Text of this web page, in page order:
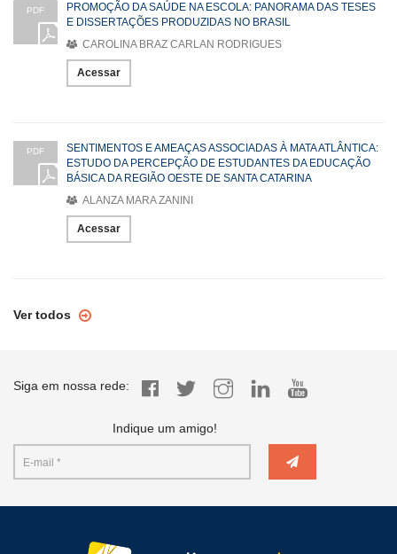
PDF
PROMOÇÃO DA SAÚDE NA ESCOLA: PANORAMA DAS TESES
E DISSERTAÇÕES PRODUZIDAS NO BRASIL
CAROLINA BRAZ CARLAN RODRIGUES
Acessar
PDF
SENTIMENTOS E AMEAÇAS ASSOCIADAS À MATA ATLÂNTICA:
ESTUDO DA PERCEPÇÃO DE ESTUDANTES DA EDUCAÇÃO
BÁSICA DA REGIÃO OESTE DE SANTA CATARINA
ALANZA MARA ZANINI
Acessar
Ver todos
Siga em nossa rede:
Indique um amigo!